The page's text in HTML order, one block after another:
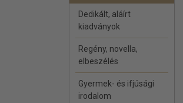
Dedikált, aláírt
kiadványok
Regény, novella,
elbeszélés
Gyermek- és ifjúsági
irodalom